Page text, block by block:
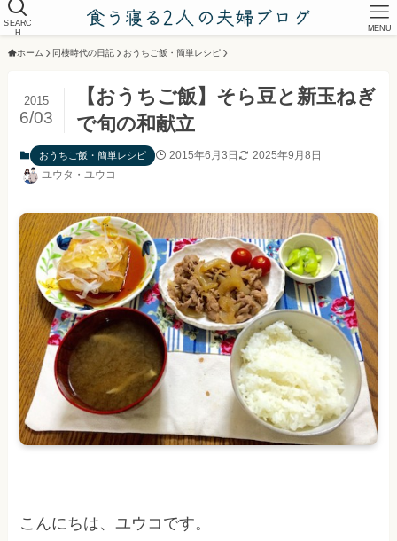
SEARC
H
MENU
ホーム 同棲時代の日記 おうちご飯・簡単レシピ
【おうちご飯】そら豆と新玉ねぎ
で旬の和献立
2015
6/03
おうちご飯・簡単レシピ 2015年6月3日
2025年9月8日
ユウタ・ユウコ
こんにちは、ユウコです。